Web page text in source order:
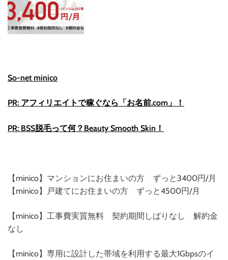
So-net minico
PR: アフィリエイトで稼ぐなら「お名前.com」！
PR: BSS脱毛って何？Beauty Smooth Skin！
【minico】マンションにお住まいの方 ずっと3400円/月
【minico】戸建てにお住まいの方 ずっと4500円/月
【minico】工事費実質無料 契約期間しばりなし 解約金
なし
【minico】専用に設計した帯域を利用する最大1Gbpsのイ